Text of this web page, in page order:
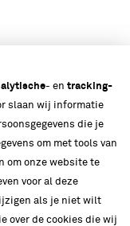
- en tracking-
slaan wij informatie
die je
om met tools van
om onze website te
voor al deze
als je niet wilt
over de cookies die wij